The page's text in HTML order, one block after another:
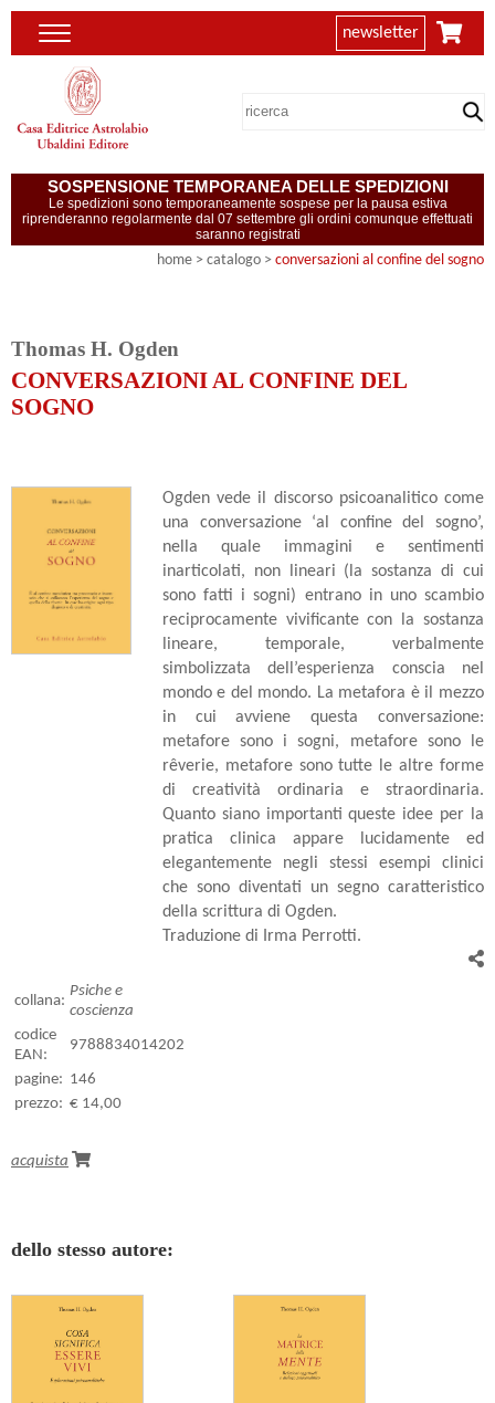
newsletter
SOSPENSIONE TEMPORANEA DELLE SPEDIZIONI
Le spedizioni sono temporaneamente sospese per la pausa estiva
riprenderanno regolarmente dal 07 settembre gli ordini comunque effettuati
saranno registrati
home > catalogo > conversazioni al confine del sogno
Thomas H. Ogden
CONVERSAZIONI AL CONFINE DEL
SOGNO
Ogden vede il discorso psicoanalitico come
una conversazione ‘al confine del sogno’,
nella quale immagini e sentimenti
inarticolati, non lineari (la sostanza di cui
sono fatti i sogni) entrano in uno scambio
reciprocamente vivificante con la sostanza
lineare, temporale, verbalmente
simbolizzata dell’esperienza conscia nel
mondo e del mondo. La metafora è il mezzo
in cui avviene questa conversazione:
metafore sono i sogni, metafore sono le
rêverie, metafore sono tutte le altre forme
di creatività ordinaria e straordinaria.
Quanto siano importanti queste idee per la
pratica clinica appare lucidamente ed
elegantemente negli stessi esempi clinici
che sono diventati un segno caratteristico
della scrittura di Ogden.
Traduzione di Irma Perrotti.
collana:
Psiche e
coscienza
codice
EAN:
9788834014202
pagine: 146
prezzo: € 14,00
acquista
dello stesso autore: